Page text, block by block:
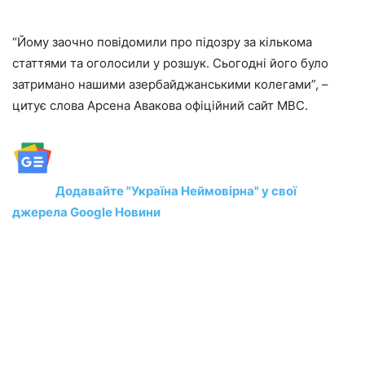
“Йому заочно повідомили про підозру за кількома
статтями та оголосили у розшук. Сьогодні його було
затримано нашими азербайджанськими колегами”, –
цитує слова Арсена Авакова офіційний сайт МВС.
Додавайте "Україна Неймовірна" у свої
джерела Google Новини